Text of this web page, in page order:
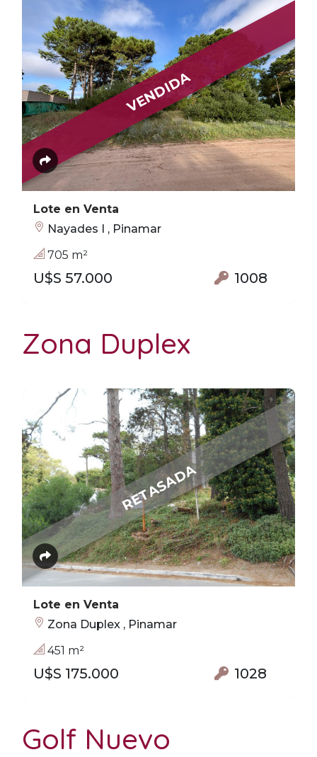
VENDIDA
Lote en Venta
Nayades I , Pinamar
705 m²
U$S 57.000 1008
Zona Duplex
RETASADA
Lote en Venta
Zona Duplex , Pinamar
451 m²
U$S 175.000 1028
Golf Nuevo